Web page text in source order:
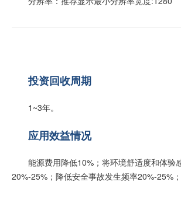
投资回收周期
1~3年。
应用效益情况
能源费用降低10%；将环境舒适度和体
20%-25%；降低安全事故发生频率20%-25%